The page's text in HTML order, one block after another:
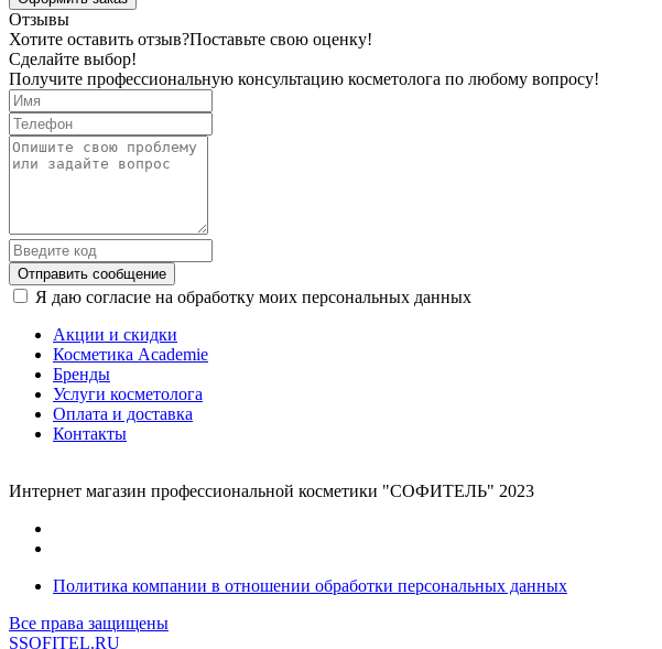
Отзывы
Хотите оставить отзыв?Поставьте свою оценку!
Сделайте выбор!
Получите профессиональную консультацию косметолога по любому вопросу!
Отправить сообщение
Я даю согласие на обработку моих персональных данных
Акции и скидки
Косметика Academie
Бренды
Услуги косметолога
Оплата и доставка
Контакты
Интернет магазин профессиональной косметики "СОФИТЕЛЬ" 2023
Политика компании в отношении обработки персональных данных
Все права защищены
SSOFITEL.RU